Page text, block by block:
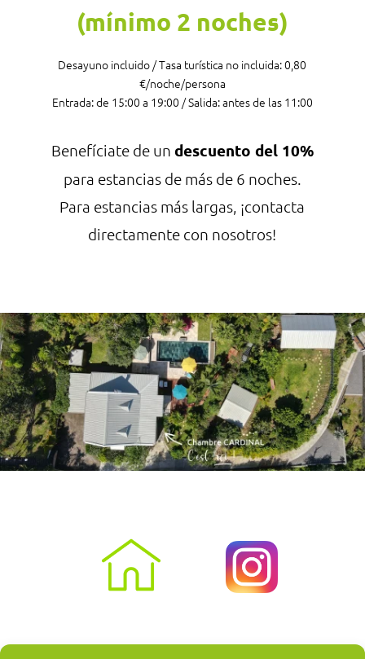
(mínimo 2 noches)
Desayuno incluido / Tasa turística no incluida: 0,80
€/noche/persona
Entrada: de 15:00 a 19:00 / Salida: antes de las 11:00
Benefíciate de un descuento del 10%
para estancias de más de 6 noches.
Para estancias más largas, ¡contacta
directamente con nosotros!